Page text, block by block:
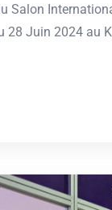
Salon
28 Juin 2024 au